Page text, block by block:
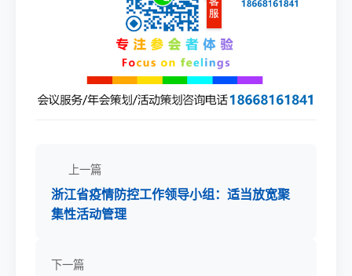
上一篇
浙江省疫情防控工作领导小组：适当放宽聚
集性活动管理
下一篇